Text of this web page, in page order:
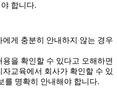
합니다.
게 충분히 안내하지 않는 경우
을 확인할 수 있다고 오해하면
교육에서 회사가 확인할 수 있
를 명확히 안내해야 합니다.